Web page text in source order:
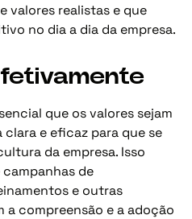
valores realistas e que
no dia a dia da empresa.
que os valores sejam
e eficaz para que se
da empresa. Isso
de
e outras
a compreensão e a adoção